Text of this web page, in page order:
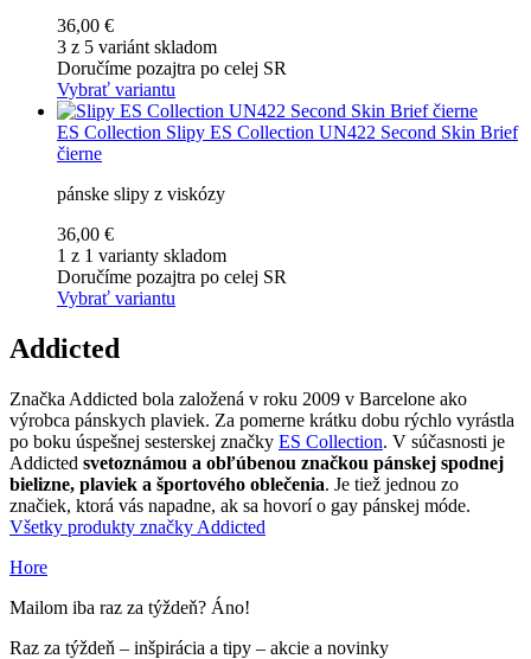
36,00 €
3 z 5 variánt skladom
Doručíme pozajtra po celej SR
Vybrať variantu
ES Collection Slipy ES Collection UN422 Second Skin Brief
čierne
pánske slipy z viskózy
36,00 €
1 z 1 varianty skladom
Doručíme pozajtra po celej SR
Vybrať variantu
Addicted
Značka Addicted bola založená v roku 2009 v Barcelone ako
výrobca pánskych plaviek. Za pomerne krátku dobu rýchlo vyrástla
po boku úspešnej sesterskej značky ES Collection. V súčasnosti je
Addicted svetoznámou a obľúbenou značkou pánskej spodnej
bielizne, plaviek a športového oblečenia. Je tiež jednou zo
značiek, ktorá vás napadne, ak sa hovorí o gay pánskej móde.
Všetky produkty značky Addicted
Hore
Mailom iba raz za týždeň? Áno!
Raz za týždeň – inšpirácia a tipy – akcie a novinky